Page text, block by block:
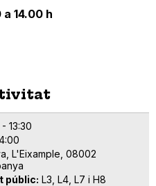
14.00 h
13:30
L'Eixample, 08002
públic L3, L4, L7 i H8